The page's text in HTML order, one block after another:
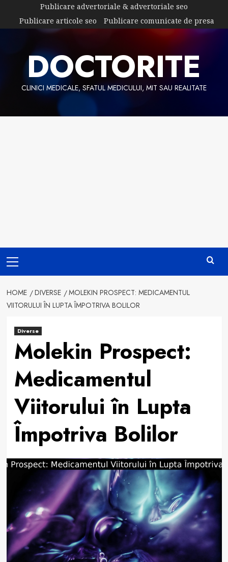
content
Publicare advertoriale & advertoriale seo
Publicare articole seo
Publicare comunicate de presa
DOCTORITE
CLINICI MEDICALE, SFATUL MEDICULUI, MIT SAU REALITATE
Menu
HOME DIVERSE
MOLEKIN PROSPECT: MEDICAMENTUL
VIITORULUI ÎN LUPTA ÎMPOTRIVA BOLILOR
Diverse
Molekin Prospect:
Medicamentul
Viitorului în Lupta
Împotriva Bolilor